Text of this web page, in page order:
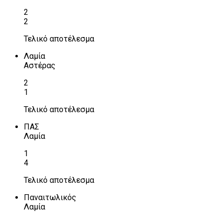
2
2
Τελικό αποτέλεσμα
Λαμία
Αστέρας
2
1
Τελικό αποτέλεσμα
ΠΑΣ
Λαμία
1
4
Τελικό αποτέλεσμα
Παναιτωλικός
Λαμία